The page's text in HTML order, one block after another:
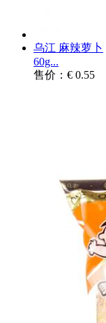
乌江 麻辣萝卜
60g...
售价：€ 0.55